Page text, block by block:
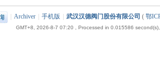
Archiver 手机版 武汉汉德阀门股份有限公司 ( 鄂
GMT+8, 2026-8-7 07:20 , Processed in 0.015586